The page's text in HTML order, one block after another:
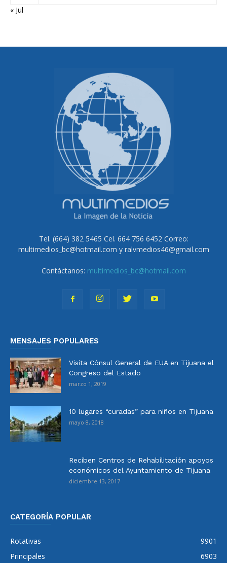
« Jul
Tel. (664) 382 5465 Cel. 664 756 6452 Correo:
multimedios_bc@hotmail.com y ralvmedios46@gmail.com
Contáctanos: multimedios_bc@hotmail.com
MENSAJES POPULARES
Visita Cónsul General de EUA en Tijuana el
Congreso del Estado
marzo 1, 2019
10 lugares “curadas” para niños en Tijuana
mayo 8, 2018
Reciben Centros de Rehabilitación apoyos
económicos del Ayuntamiento de Tijuana
diciembre 13, 2017
CATEGORÍA POPULAR
Rotativas
9901
Principales
6903